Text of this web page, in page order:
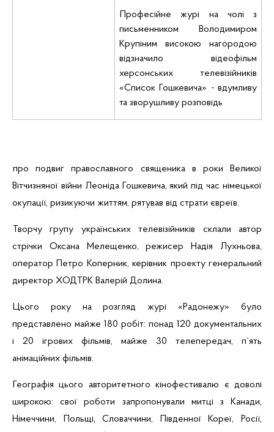
Професійне журі на чолі з
письменником Володимиром
Крупіним високою нагородою
відзначило відеофільм
херсонських телевізійників
«Список
Гошкевича» - вдумливу
та зворушливу розповідь
про подвиг православного священика в роки Великої
Вітчизняної війни Леоніда
Гошкевича, який під час німецької
окупації, ризикуючи життям, рятував від страти євреїв.
Творчу групу українських телевізійників склали автор
стрічки Оксана Мелещенко, режисер Надія Лухньова,
оператор Петро Коперник, керівник проекту генеральний
директор ХОДТРК Валерій Долина.
Цього року на розгляд журі «Радонежу» було
представлено майже 180 робіт: понад 120 документальних
і 20 ігрових фільмів, майже 30 телепередач, п`ять
анімаційних фільмів.
Географія цього авторитетного кінофестивалю є доволі
широкою: свої роботи запропонували митці з Канади,
Німеччини, Польщі, Словаччини, Південної Кореї, Росії,